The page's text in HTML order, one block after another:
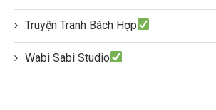
Truyện Tranh Bách Hợp
Wabi Sabi Studio